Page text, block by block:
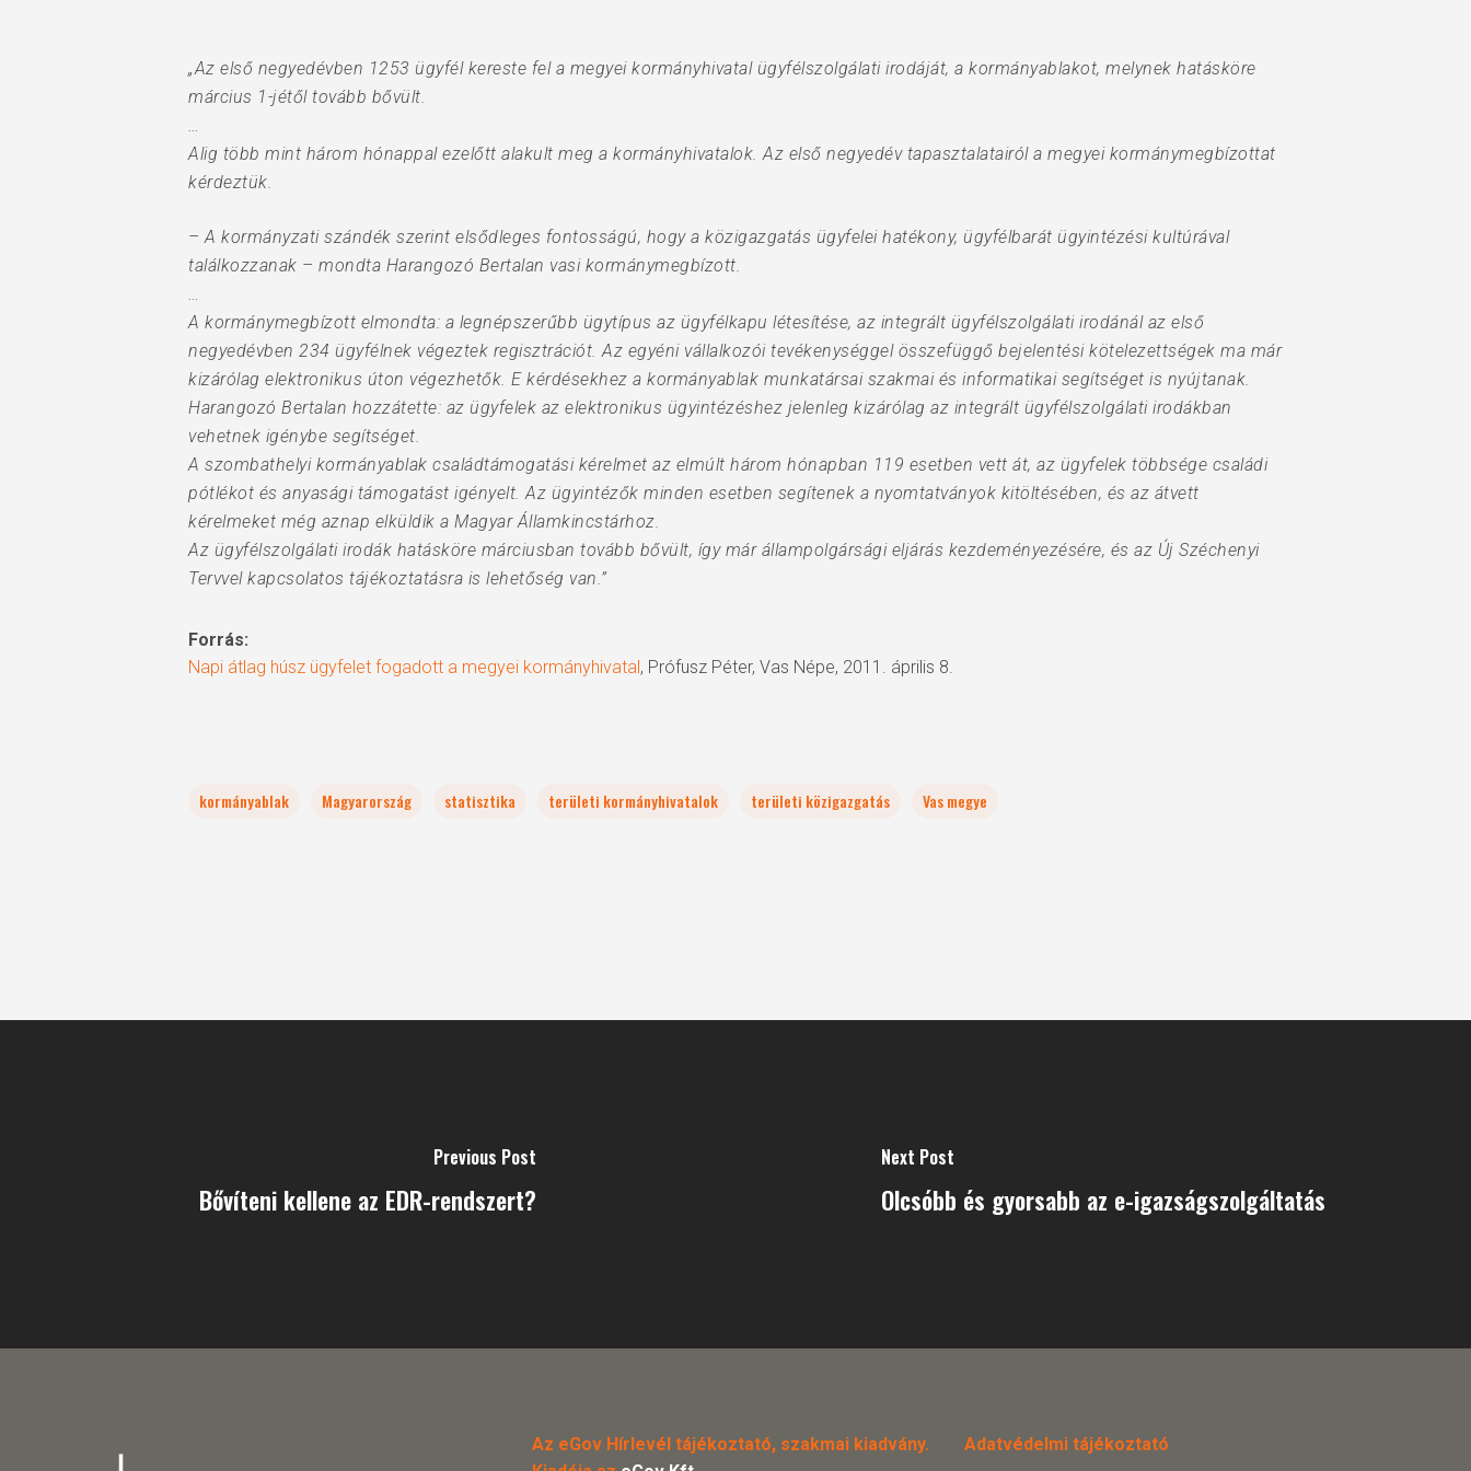
„Az első negyedévben 1253 ügyfél kereste fel a megyei kormányhivatal ügyfélszolgálati irodáját, a kormányablakot, melynek hatásköre
március 1-jétől tovább bővült.
…
Alig több mint három hónappal ezelőtt alakult meg a kormányhivatalok. Az első negyedév tapasztalatairól a megyei kormánymegbízottat
kérdeztük.
– A kormányzati szándék szerint elsődleges fontosságú, hogy a közigazgatás ügyfelei hatékony, ügyfélbarát ügyintézési kultúrával
találkozzanak – mondta Harangozó Bertalan vasi kormánymegbízott.
…
A kormánymegbízott elmondta: a legnépszerűbb ügytípus az ügyfélkapu létesítése, az integrált ügyfélszolgálati irodánál az első
negyedévben 234 ügyfélnek végeztek regisztrációt. Az egyéni vállalkozói tevékenységgel összefüggő bejelentési kötelezettségek ma már
kizárólag elektronikus úton végezhetők. E kérdésekhez a kormányablak munkatársai szakmai és informatikai segítséget is nyújtanak.
Harangozó Bertalan hozzátette: az ügyfelek az elektronikus ügyintézéshez jelenleg kizárólag az integrált ügyfélszolgálati irodákban
vehetnek igénybe segítséget.
A szombathelyi kormányablak családtámogatási kérelmet az elmúlt három hónapban 119 esetben vett át, az ügyfelek többsége családi
pótlékot és anyasági támogatást igényelt. Az ügyintézők minden esetben segítenek a nyomtatványok kitöltésében, és az átvett
kérelmeket még aznap elküldik a Magyar Államkincstárhoz.
Az ügyfélszolgálati irodák hatásköre márciusban tovább bővült, így már állampolgársági eljárás kezdeményezésére, és az Új Széchenyi
Tervvel kapcsolatos tájékoztatásra is lehetőség van.”
Forrás:
Napi átlag húsz ügyfelet fogadott a megyei kormányhivatal, Prófusz Péter, Vas Népe, 2011. április 8.
kormányablak Magyarország statisztika területi kormányhivatalok területi közigazgatás Vas megye
Previous Post
Bővíteni kellene az EDR-rendszert?
Next Post
Olcsóbb és gyorsabb az e-igazságszolgáltatás
Az eGov Hírlevél tájékoztató, szakmai kiadvány.
Adatvédelmi tájékoztató